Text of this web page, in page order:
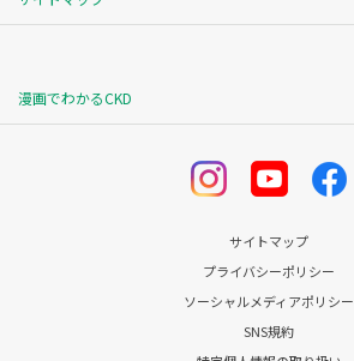
漫画でわかるCKD
サイトマップ
プライバシーポリシー
ソーシャルメディアポリシー
SNS規約